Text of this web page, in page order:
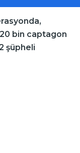
bin captagon
şüpheli